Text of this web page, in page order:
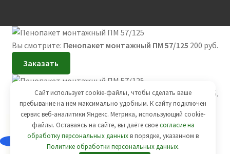
Вы смотрите: Пенопакет монтажный ПМ 57/125 200 руб.
Заказать
Вы смотрите:Пенопакет монтажный ПМ 57/125200
руб.
Добавить в корзину
Сайт использует cookie-файлы, чтобы сделать ваше
пребывание на нем максимально удобным. К cайту подключен
сервис веб-аналитики Яндекс. Метрика, использующий cookie-
файлы. Оставаясь на сайте, вы даёте своесогласие на
обработку персональных данныхв порядке, указанном в
Политике обработки персональных данных.